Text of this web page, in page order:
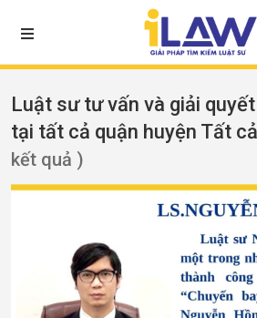
Luật sư tư vấn và giải
tại tất cả quận huyện Tất
kết quả )